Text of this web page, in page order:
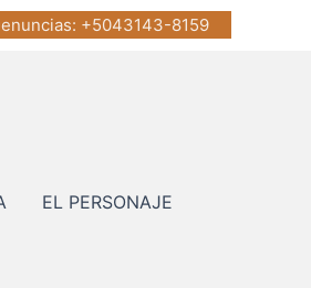
: +5043143-8159
EL PERSONAJE